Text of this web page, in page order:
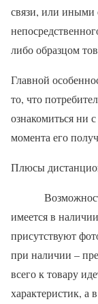
связи, или
либо образцом
Главной
то, что
ознакомиться ни
момента его
Плюсы
Возможность
имеется в
присутствуют
при наличии –
всего к товару
характеристик, а